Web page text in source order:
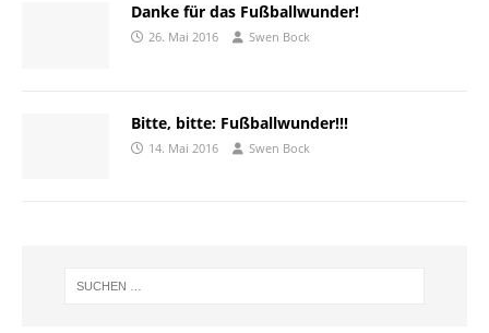
Danke für das Fußballwunder!
26. Mai 2016 Swen Bock
Bitte, bitte: Fußballwunder!!!
14. Mai 2016 Swen Bock